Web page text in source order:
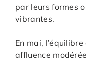
par leurs formes
vibrantes.
En mai,
affluence